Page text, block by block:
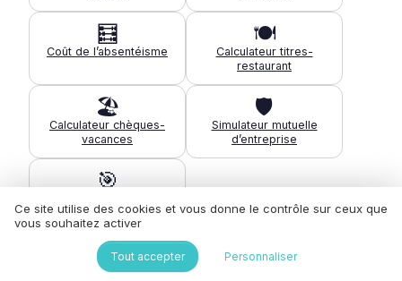
🧮
Coût de l’absentéisme
🍽️
Calculateur titres-
restaurant
🏖️
Calculateur chèques-
vacances
🛡️
Simulateur mutuelle
d’entreprise
🎯
QVT
Tous les outils pour la QVT →
Ce site utilise des cookies et vous donne le contrôle sur ceux que
vous souhaitez activer
Tout accepter Personnaliser